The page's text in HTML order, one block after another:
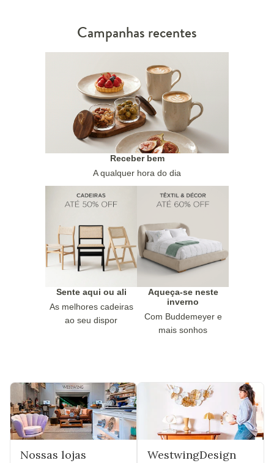
Campanhas recentes
Receber bem
A qualquer hora do dia
Sente aqui ou ali
As melhores cadeiras
ao seu dispor
Aqueça-se neste
inverno
Com Buddemeyer e
mais sonhos
Nossas lojas WestwingDesign